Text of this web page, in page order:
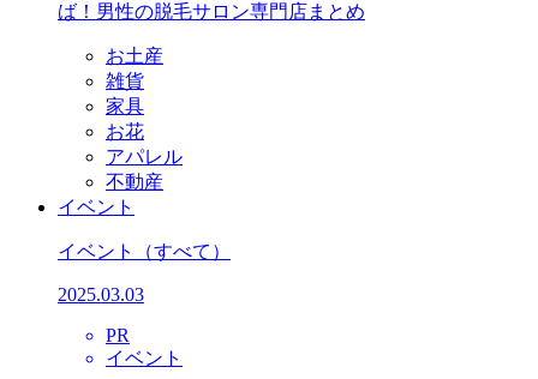
ば！男性の脱毛サロン専門店まとめ
お土産
雑貨
家具
お花
アパレル
不動産
イベント
イベント （すべて）
2025.03.03
PR
イベント